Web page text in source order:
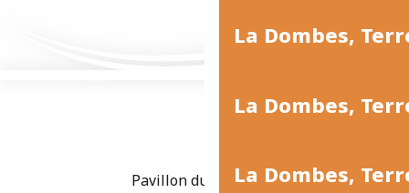
La Dombes,
La Dombes,
La Dombes,
Pavillon du Tourisme